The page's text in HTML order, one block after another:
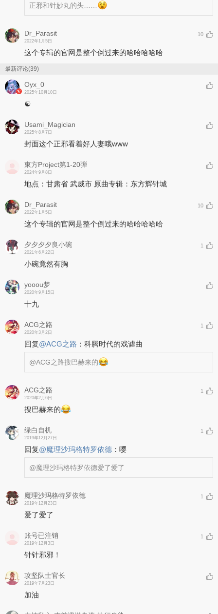
正邪和针妙丸的头……
Dr_Parasit
2022年1月5日
10
这个专辑的官网是整个倒过来的哈哈哈哈哈
最新评论(39)
Oyx_0
2025年10月10日
☯
Usami_Magician
2025年8月7日
封面这个正邪看着好人妻哦www
東方Project第1-20弾
2024年9月8日
地点：甘肃省 武威市 原曲专辑：东方辉针城
Dr_Parasit
2022年1月5日
10
这个专辑的官网是整个倒过来的哈哈哈哈哈
夕夕夕夕良小碗
2021年6月22日
1
小碗竟然有胸
yooou梦
2020年9月15日
十九
ACG之路
2020年3月2日
1
回复@ACG之路 ： 科腾时代的戏谑曲
@ACG之路搜巴赫来的
ACG之路
2020年2月6日
1
搜巴赫来的
绿白自机
2019年12月27日
1
回复@魔理沙玛格特罗依德 ： 嘤
@魔理沙玛格特罗依德爱了爱了
魔理沙玛格特罗依德
2019年12月23日
1
爱了爱了
账号已注销
2019年12月3日
1
针针邪邪！
攻坚队士官长
2019年7月23日
加油